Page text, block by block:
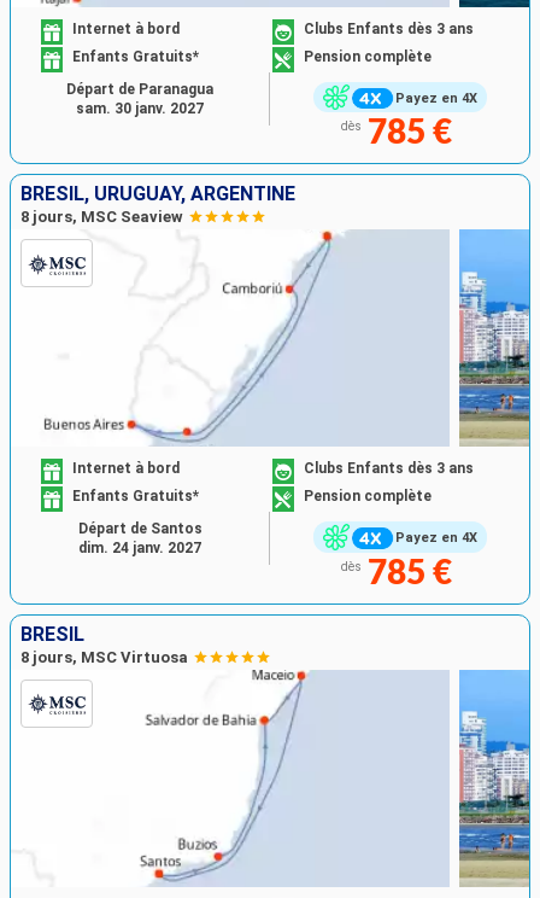
Payez en 4X
Internet à bord
Clubs Enfants dès 3 ans
Enfants Gratuits*
Pension complète
dès 785 €
Départ de Paranagua
sam. 30 janv. 2027
BRÉSIL, URUGUAY, ARGENTINE
8 jours, MSC Seaview
Payez en 4X
Internet à bord
Clubs Enfants dès 3 ans
Enfants Gratuits*
Pension complète
dès 785 €
Départ de Santos
dim. 24 janv. 2027
BRÉSIL
8 jours, MSC Virtuosa